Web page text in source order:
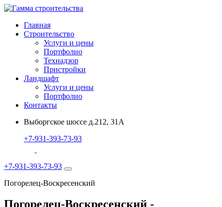
Главная
Строительство
Услуги и цены
Портфолио
Технадзор
Пристройки
Ландшафт
Услуги и цены
Портфолио
Контакты
Выборгское шоссе д.212, 31А
+7-931-393-73-93
+7-931-393-73-93
Погорелец-Воскресенский
Погорелец-Воскресенский -